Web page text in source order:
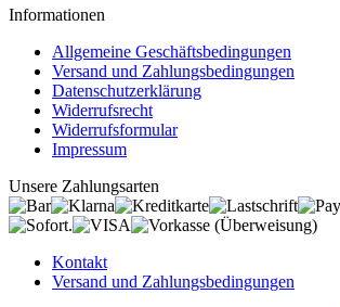
Informationen
Allgemeine Geschäftsbedingungen
Versand und Zahlungsbedingungen
Datenschutzerklärung
Widerrufsrecht
Widerrufsformular
Impressum
Unsere Zahlungsarten
Kontakt
Versand und Zahlungsbedingungen